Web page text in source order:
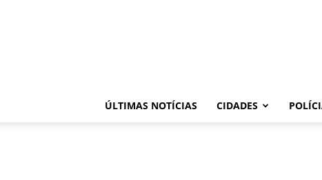
ÚLTIMAS NOTÍCIAS CIDADES